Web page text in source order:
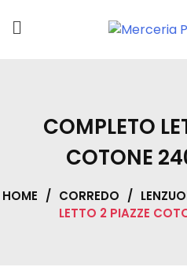
COMPLETO
COTONE
HOME / CORREDO /
LETTO 2 PIAZZE